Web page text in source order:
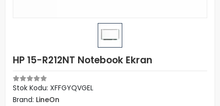
HP 15-R212NT Notebook Ekran
Stok Kodu: XFFGYQVGEL
Brand: LineOn